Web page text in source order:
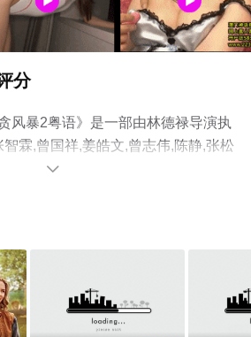
分
风暴2粤语》是一部由林德禄导演执
霖,曾国祥,姜皓文,曾志伟,陈静,张松
,夏嫣,石修,陈宇琛,李宗彥,卢海鹏,陆
海颉等明星演员精彩演绎的中国大
版电影大全就上星空电影网，更多
电影、电视猫或剧情网等平台了
